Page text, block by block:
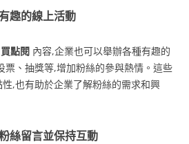
趣的線上活動
點閱 內容,企業也可以舉辦各種有趣的
票、抽獎等,增加粉絲的參與熱情。這些
,也有助於企業了解粉絲的需求和興
絲留言並保持互動